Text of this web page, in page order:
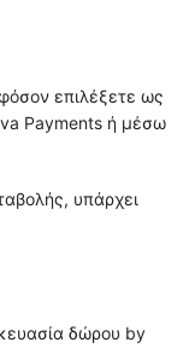
επιλέξετε ως
Payments ή μέσω
υπάρχει
δώρου by